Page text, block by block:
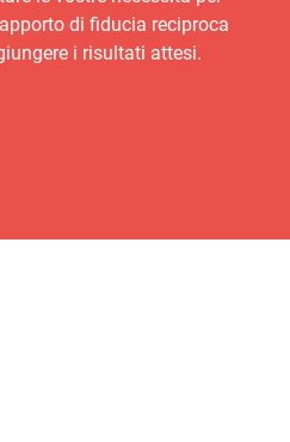
di fiducia reciproca
i risultati attesi.